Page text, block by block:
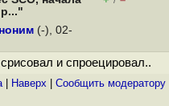
(-), 02-
и спроецировал..
| Наверх Cообщить модератору